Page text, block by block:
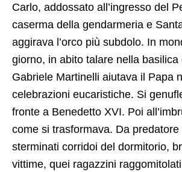
Carlo, addossato all’ingresso del
caserma della gendarmeria e
aggirava l’orco più subdolo. In
giorno, in abito talare nella basilica
Gabriele Martinelli aiutava il Papa
celebrazioni eucaristiche. Si
fronte a Benedetto XVI. Poi
come si trasformava. Da predatore
sterminati corridoi del dormitorio,
vittime, quei ragazzini